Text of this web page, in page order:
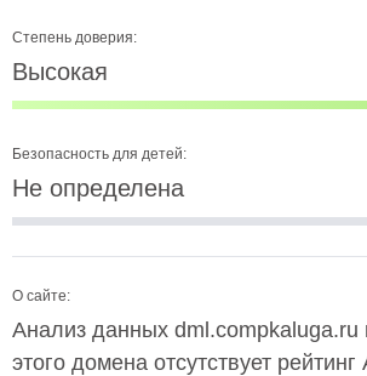
Степень доверия:
Высокая
Безопасность для детей:
Не определена
О сайте:
Анализ данных dml.compkaluga.ru
этого домена отсутствует рейтинг